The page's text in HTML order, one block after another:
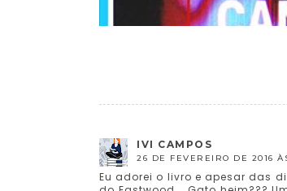
IVI CAMPOS
26 DE FEVEREIRO DE 2016
Eu adorei o livro e apesar das